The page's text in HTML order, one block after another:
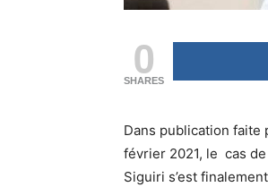
0
SHARES
Dans publication faite
février 2021, le cas
Siguiri s’est